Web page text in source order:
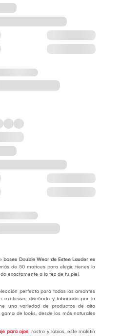
bases Double Wear de Estee Lauder es
de 50 matices para elegir, tienes la
exactamente a la tez de tu piel.
perfecta para todas las amantes
exclusivo, diseñado y fabricado por la
una variedad de productos de alta
de looks, desde los más naturales
para ojos, rostro y labios, este maletín